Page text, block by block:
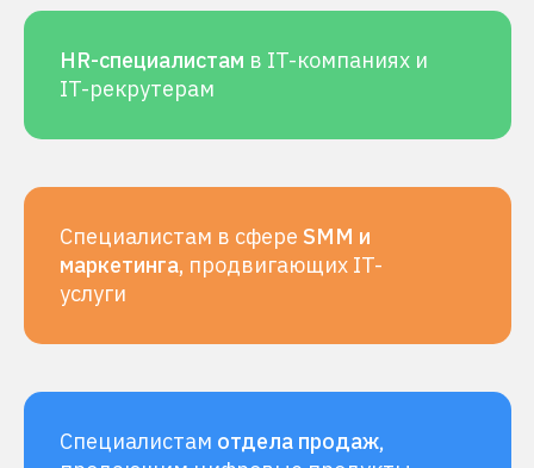
HR-специалистам в IT-компаниях и
IT-рекрутерам
Специалистам в сфере SMM и
маркетинга, продвигающих IT-
услуги
Специалистам отдела продаж,